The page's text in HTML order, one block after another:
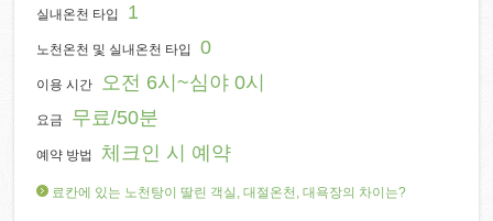
실내온천 타입 1
노천온천 및 실내온천 타입 0
이용 시간 오전 6시~심야 0시
요금 무료/50분
예약 방법 체크인 시 예약
료칸에 있는 노천탕이 딸린 객실, 대절온천, 대욕장의 차이는?